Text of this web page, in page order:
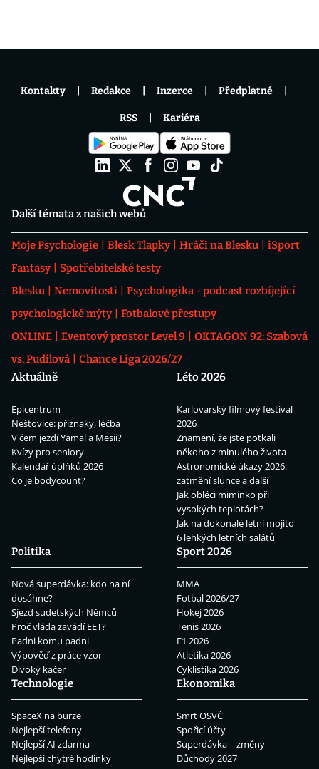
Další témata z našich webů
Moje Psychologie Blesk Tlapky Hráči na Blesku
iSport
Fantasy
Spotřebitelské testy
Blesku
Nemovitosti
Psychologika - podcast rozbíjející
psychologické mýty
Fotbalové přestupy
ONLINE
Eventový prostor Level 9
OKTAGON 92: Szabová
vs. Pudilová
Chance Liga 2026/27
Aktuálně
Epicentrum
Neštovice: příznaky, léčba
V čem jezdí Yamal a Mesii?
Kvízy pro seniory
Kalendář úplňků 2026
Co je bodycount?
Léto 2026
Karlovarský filmový festival
2026
Znamení, že jste potkali
někoho z minulého života
Astronomické úkazy 2026:
zatmění slunce a další
Jak obléci miminko při
vysokých teplotách?
Jak na dokonalé letní mojito
6 lehkých letních salátů
Politika
Nová superdávka: kdo na ní
dosáhne?
Sjezd sudetských Němců
Proč vláda zavádí EET?
Padni komu padni
Výpověď z práce vzor
Divoký kačer
Sport 2026
MMA
Fotbal 2026/27
Hokej 2026
Tenis 2026
F1 2026
Atletika 2026
Cyklistika 2026
Technologie
SpaceX na burze
Nejlepší telefony
Nejlepší AI zdarma
Nejlepší chytré hodinky
Ekonomika
Smrt OSVČ
Spořicí účty
Superdávka – změny
Důchody 2027
Kontakty Redakce Inzerce Předplatné
RSS Kariéra